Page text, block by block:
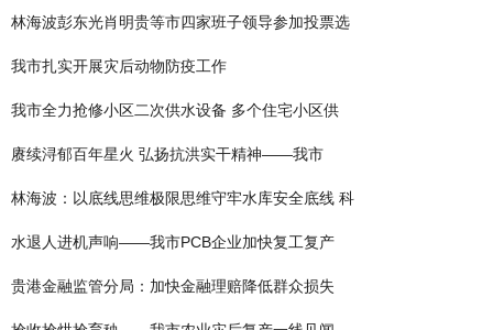
林海波彭东光肖明贵等市四家班子领导参加投票选
我市扎实开展灾后动物防疫工作
我市全力抢修小区二次供水设备 多个住宅小区供
赓续浔郁百年星火 弘扬抗洪实干精神——我市
林海波：以底线思维极限思维守牢水库安全底线 科
水退人进机声响——我市PCB企业加快复工复产
贵港金融监管分局：加快金融理赔降低群众损失